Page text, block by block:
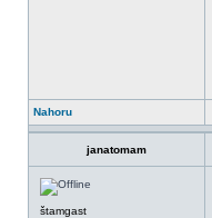
Nahoru
janatomam
štamgast